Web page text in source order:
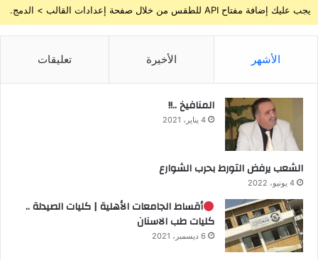
يجب عليك إضافة مفتاح API للطقس من خلال صفحة إعدادات القالب > الدمج.
الأشهر الأخيرة تعليقات
المنافيخ ..!!
4 يناير، 2021
الشعب يرفض التورط بحرب الشوارع
4 يونيو، 2022
أقساط الجامعات الأهلية | كليات الصيدلة ..
كليات طب الاسنان
6 ديسمبر، 2021